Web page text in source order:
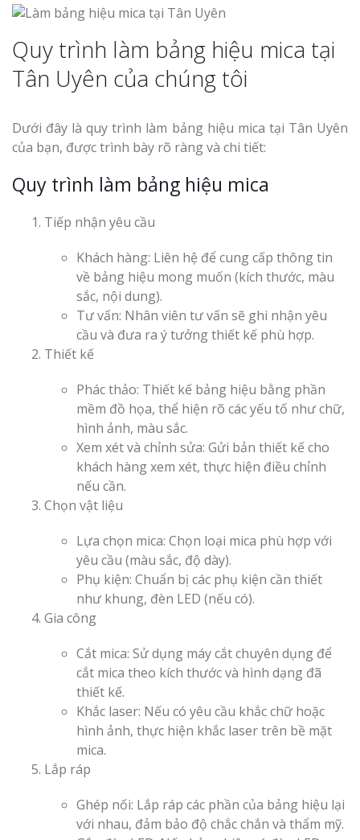
Quy trình làm bảng hiệu mica tại
Tân Uyên của chúng tôi
Dưới đây là quy trình làm bảng hiệu mica tại Tân Uyên
của bạn, được trình bày rõ ràng và chi tiết:
Quy trình làm bảng hiệu mica
Tiếp nhận yêu cầu
Khách hàng: Liên hệ để cung cấp thông tin
về bảng hiệu mong muốn (kích thước, màu
sắc, nội dung).
Tư vấn: Nhân viên tư vấn sẽ ghi nhận yêu
cầu và đưa ra ý tưởng thiết kế phù hợp.
Thiết kế
Phác thảo: Thiết kế bảng hiệu bằng phần
mềm đồ họa, thể hiện rõ các yếu tố như chữ,
hình ảnh, màu sắc.
Xem xét và chỉnh sửa: Gửi bản thiết kế cho
khách hàng xem xét, thực hiện điều chỉnh
nếu cần.
Chọn vật liệu
Lựa chọn mica: Chọn loại mica phù hợp với
yêu cầu (màu sắc, độ dày).
Phụ kiện: Chuẩn bị các phụ kiện cần thiết
như khung, đèn LED (nếu có).
Gia công
Cắt mica: Sử dụng máy cắt chuyên dụng để
cắt mica theo kích thước và hình dạng đã
thiết kế.
Khắc laser: Nếu có yêu cầu khắc chữ hoặc
hình ảnh, thực hiện khắc laser trên bề mặt
mica.
Lắp ráp
Ghép nối: Lắp ráp các phần của bảng hiệu lại
với nhau, đảm bảo độ chắc chắn và thẩm mỹ.